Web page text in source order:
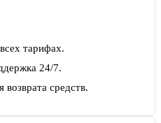
тарифах.
24/7.
возврата средств.